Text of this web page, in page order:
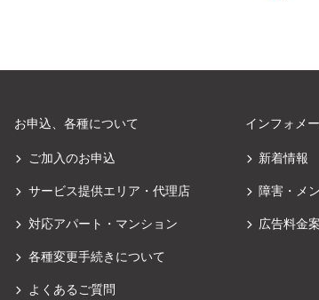
お申込、各種について
ご加入のお申込
サービス提供エリア・代理店
対応アパート・マンション
各種変更手続きについて
よくあるご質問
インフォメ
新着情報
障害・メ
広告料金